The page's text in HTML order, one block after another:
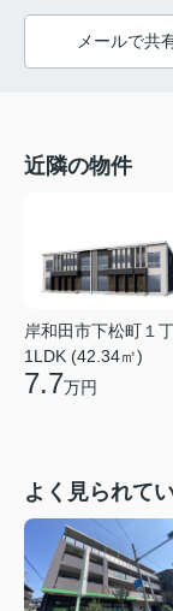
メールで共
近隣の物件
岸和田市下松町１
1LDK (42.34㎡)
7.7万円
よく見られて